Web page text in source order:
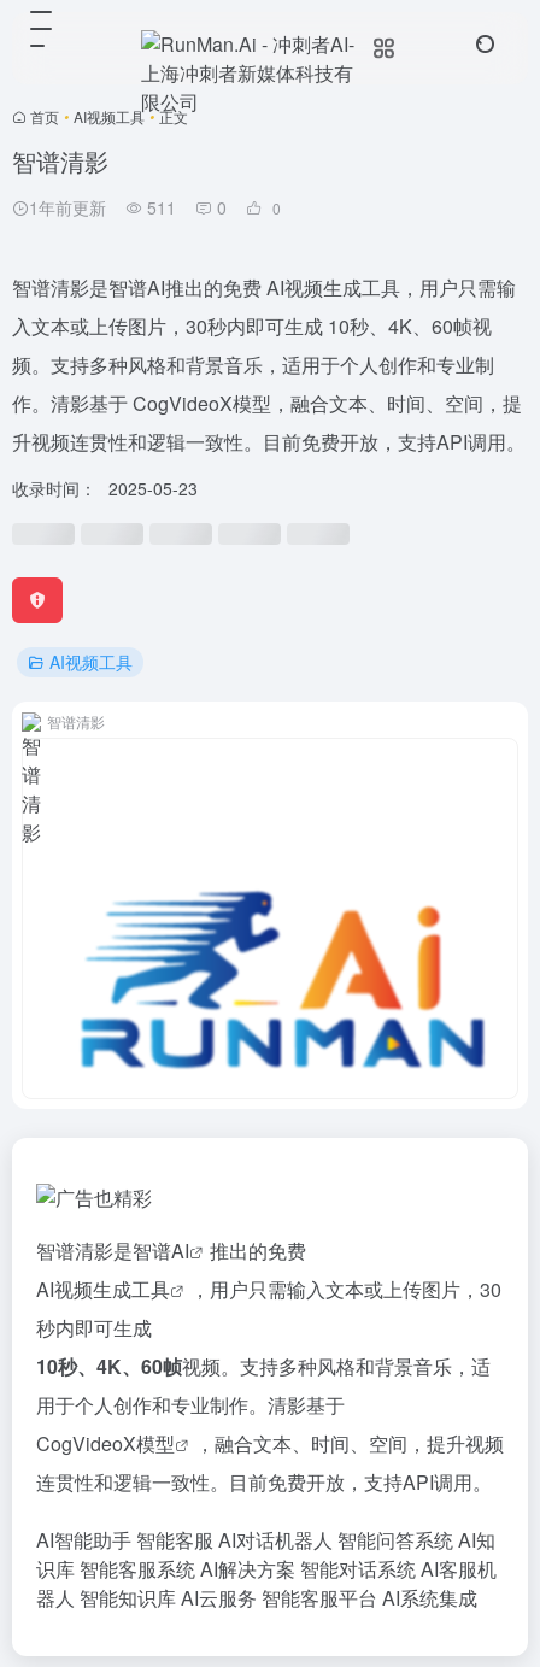
首页 • AI视频工具 • 正文
智谱清影
1年前更新 511 0 0
智谱清影是智谱AI推出的免费 AI视频生成工具，用户只需输
入文本或上传图片，30秒内即可生成 10秒、4K、60帧视
频。支持多种风格和背景音乐，适用于个人创作和专业制
作。清影基于 CogVideoX模型，融合文本、时间、空间，提
升视频连贯性和逻辑一致性。目前免费开放，支持API调用。
收录时间： 2025-05-23
AI视频工具
智谱清影
智谱清影是智谱AI
推出的免费
AI视频生成工具
，用户只需输入文本或上传图片，30
秒内即可生成
10秒、4K、60帧视频。支持多种风格和背景音乐，适
用于个人创作和专业制作。清影基于
CogVideoX模型
，融合文本、时间、空间，提升视频
连贯性和逻辑一致性。目前免费开放，支持API调用。
AI智能助手 智能客服 AI对话机器人 智能问答系统AI知
识库 智能客服系统AI解决方案 智能对话系统AI客服机
器人 智能知识库AI云服务 智能客服平台 AI系统集成